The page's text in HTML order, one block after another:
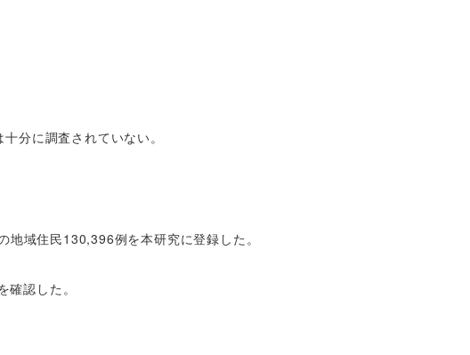
分に調査されていない。
域住民130,396例を本研究に登録した。
認した。